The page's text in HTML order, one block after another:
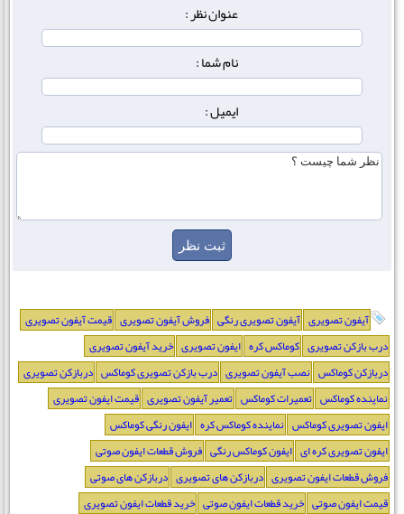
عنوان نظر :
نام شما :
ایمیل :
آیفون تصویری آیفون تصویری رنگی فروش آیفون تصویری قیمت آیفون تصویری
درب بازکن تصویری کوماکس کره ایفون تصویری خرید آیفون تصویری
دربازکن کوماکس نصب آیفون تصویری درب بازکن تصویری کوماکس دربازکن تصویری
نماینده کوماکس تعمیرات کوماکس تعمیر آیفون تصویری قیمت ایفون تصویری
ایفون تصویری کوماکس نماینده کوماکس کره ایفون رنگی کوماکس
ایفون تصویری کره ای ایفون کوماکس رنگی فروش قطعات ایفون صوتی
فروش قطعات ایفون تصویری دربازکن های تصویری دربازکن های صوتی
قیمت ایفون صوتی خرید قطعات ایفون صوتی خرید قطعات ایفون تصویری